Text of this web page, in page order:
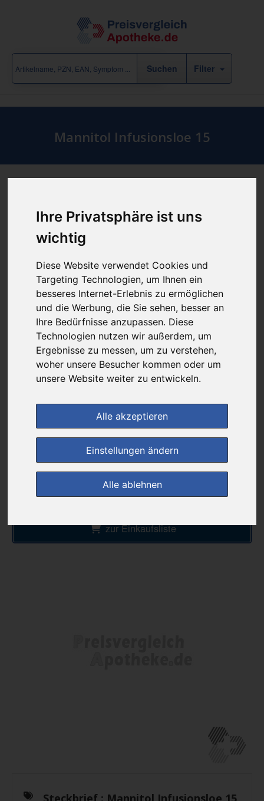
Ihre Privatsphäre ist uns
wichtig
Diese Website verwendet Cookies und
Targeting Technologien, um Ihnen ein
besseres Internet-Erlebnis zu ermöglichen
und die Werbung, die Sie sehen, besser an
Ihre Bedürfnisse anzupassen. Diese
Technologien nutzen wir außerdem, um
Ergebnisse zu messen, um zu verstehen,
woher unsere Besucher kommen oder um
unsere Website weiter zu entwickeln.
Alle akzeptieren
Einstellungen ändern
Alle ablehnen
Filter
Mannitol Infusionsloe 15
78,71 €
bei
Paul Pille
+ 4,25 € Versandkosten
& inkl. MwSt.
Ersparnis:34%oder40,68 €
Daten vom 07.08.2026 18:26 Uhr
(0) Jetzt bewerten!
im Shop bestellen
zur Einkaufsliste
Steckbrief : Mannitol Infusionsloe 15